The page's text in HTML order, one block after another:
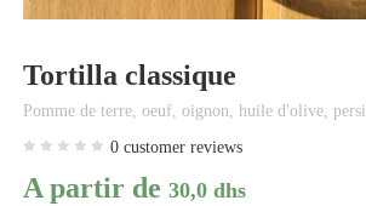
Tortilla classique
Pomme de terre, oeuf, oignon, huile d'olive, persil
0 customer reviews
A partir de30,0dhs